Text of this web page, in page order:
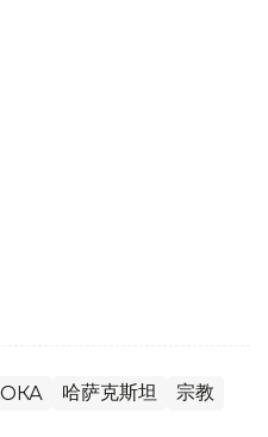
哈萨克斯坦 宗教